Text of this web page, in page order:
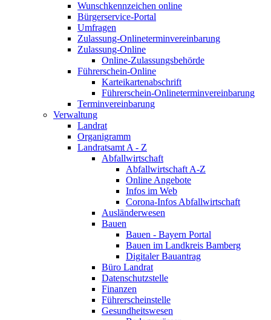
Wunschkennzeichen online
Bürgerservice-Portal
Umfragen
Zulassung-Onlineterminvereinbarung
Zulassung-Online
Online-Zulassungsbehörde
Führerschein-Online
Karteikartenabschrift
Führerschein-Onlineterminvereinbarung
Terminvereinbarung
Verwaltung
Landrat
Organigramm
Landratsamt A - Z
Abfallwirtschaft
Abfallwirtschaft A-Z
Online Angebote
Infos im Web
Corona-Infos Abfallwirtschaft
Ausländerwesen
Bauen
Bauen - Bayern Portal
Bauen im Landkreis Bamberg
Digitaler Bauantrag
Büro Landrat
Datenschutzstelle
Finanzen
Führerscheinstelle
Gesundheitswesen